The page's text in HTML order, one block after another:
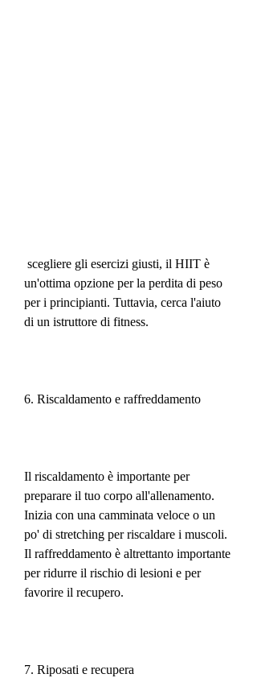
un'ottima opzione per la perdita di peso
per i principianti. Tuttavia, cerca l'aiuto
di un istruttore di fitness.
6. Riscaldamento e raffreddamento
Il riscaldamento è importante per
preparare il tuo corpo all'allenamento.
Inizia con una camminata veloce o un
po' di stretching per riscaldare i muscoli.
Il raffreddamento è altrettanto importante
per ridurre il rischio di lesioni e per
favorire il recupero.
7. Riposati e recupera